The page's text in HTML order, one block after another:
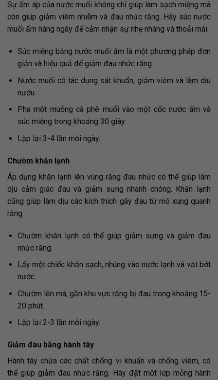
Sự ấm áp của nước muối không chỉ giúp làm sạch miệng mà
còn giúp giảm viêm nhiễm và đau nhức răng. Hãy súc nước
muối ấm hàng ngày để cảm nhận sự nhẹ nhàng và thoải mái.
Súc miệng bằng nước muối ấm là một phương pháp đơn
giản và hiệu quả để giảm đau nhức răng.
Nước muối có tác dụng sát khuẩn, giảm viêm và làm dịu
nướu.
Pha một muỗng cà phê muối vào một cốc nước ấm và
súc miệng trong khoảng 30 giây.
Lặp lại 3-4 lần mỗi ngày.
Chườm khăn lạnh
Áp dụng khăn lạnh lên vùng răng đau nhức có thể giúp làm
dịu cảm giác đau và giảm sưng nhanh chóng. Khăn lạnh
cũng giúp làm dịu các kích thích gây đau từ mô xung quanh
răng.
Chườm khăn lạnh có thể giúp giảm sưng và giảm đau
nhức răng.
Lấy một chiếc khăn sạch, nhúng vào nước lạnh và vắt bớt
nước.
Chườm lên má, gần khu vực răng bị đau trong khoảng 15-
20 phút.
Lặp lại 2-3 lần mỗi ngày.
Giảm đau bằng hành tây
Hành tây chứa các chất chống vi khuẩn và chống viêm, có
thể giúp giảm đau nhức răng. Hãy đặt một lớp mỏng hành